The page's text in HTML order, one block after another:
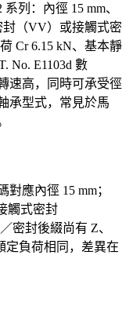
列：內徑 15 mm、
封（VV）或接觸式密
Cr 6.15 kN、基本靜
No. E1103d 數
速高，同時可承受徑
承型式，常見於馬
應內徑 15 mm；
觸式密封
密封後綴尚有 Z、
負荷相同，差異在